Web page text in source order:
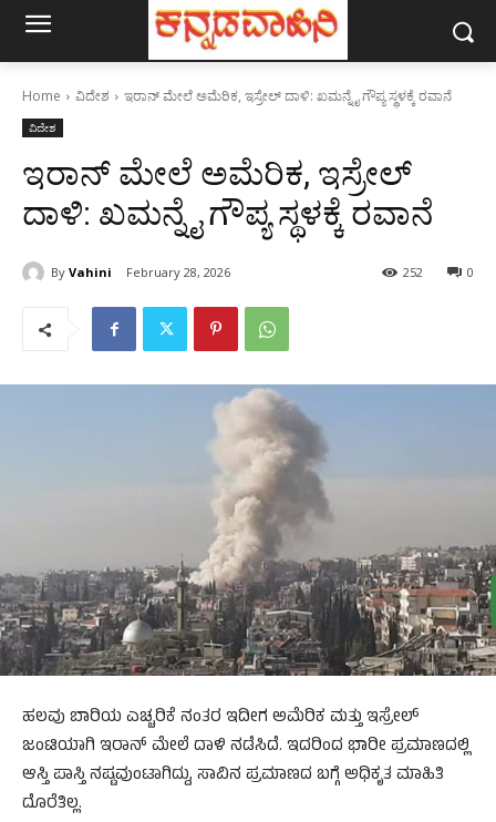
Home ವಿದೇಶ ಇರಾನ್‌ ಮೇಲೆ ಅಮೆರಿಕ, ಇಸ್ರೇಲ್ ದಾಳಿ: ಖಮನ್ನೈ ಗೌಪ್ಯ ಸ್ಥಳಕ್ಕೆ ರವಾನೆ
ವಿದೇಶ
ಇರಾನ್‌ ಮೇಲೆ ಅಮೆರಿಕ, ಇಸ್ರೇಲ್
ದಾಳಿ: ಖಮನ್ನೈ ಗೌಪ್ಯ ಸ್ಥಳಕ್ಕೆ ರವಾನೆ
By Vahini February 28, 2026 0
252
ಹಲವು ಬಾರಿಯ ಎಚ್ಚರಿಕೆ ನಂತರ ಇದೀಗ ಅಮೆರಿಕ ಮತ್ತು ಇಸ್ರೇಲ್‌
ಜಂಟಿಯಾಗಿ ಇರಾನ್‌ ಮೇಲೆ ದಾಳಿ ನಡೆಸಿದೆ. ಇದರಿಂದ ಭಾರೀ ಪ್ರಮಾಣದಲ್ಲಿ
ಆಸ್ತಿ ಪಾಸ್ತಿ ನಷ್ಟವುಂಟಾಗಿದ್ದು, ಸಾವಿನ ಪ್ರಮಾಣದ ಬಗ್ಗೆ ಅಧಿಕೃತ ಮಾಹಿತಿ
ದೊರೆತಿಲ್ಲ.‌